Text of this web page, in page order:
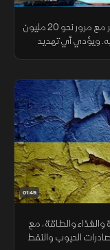
يحتفظ مضيق هرمز بثقل اقتصادي واستراتيجي كبير مع مرور نحو 20 مليون
ويؤدي أي تهديد
01:49
والغذاء والطاقة، مع
الحبوب والنفط